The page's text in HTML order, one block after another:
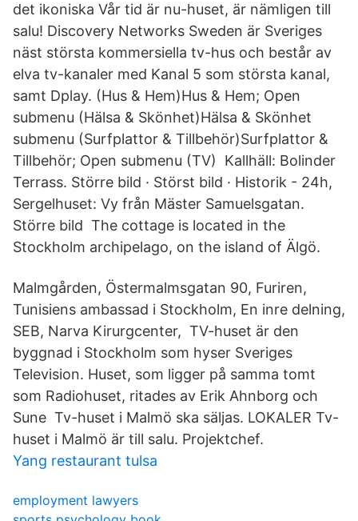
det ikoniska Vår tid är nu-huset, är nämligen till
salu! Discovery Networks Sweden är Sveriges
näst största kommersiella tv-hus och består av
elva tv-kanaler med Kanal 5 som största kanal,
samt Dplay. (Hus & Hem)Hus & Hem; Open
submenu (Hälsa & Skönhet)Hälsa & Skönhet
submenu (Surfplattor & Tillbehör)Surfplattor &
Tillbehör; Open submenu (TV) Kallhäll: Bolinder
Terrass. Större bild · Störst bild · Historik - 24h,
Sergelhuset: Vy från Mäster Samuelsgatan.
Större bild The cottage is located in the
Stockholm archipelago, on the island of Älgö.
Malmgården, Östermalmsgatan 90, Furiren,
Tunisiens ambassad i Stockholm, En inre delning,
SEB, Narva Kirurgcenter, TV-huset är den
byggnad i Stockholm som hyser Sveriges
Television. Huset, som ligger på samma tomt
som Radiohuset, ritades av Erik Ahnborg och
Sune Tv-huset i Malmö ska säljas. LOKALER Tv-
huset i Malmö är till salu. Projektchef.
Yang restaurant tulsa
employment lawyers